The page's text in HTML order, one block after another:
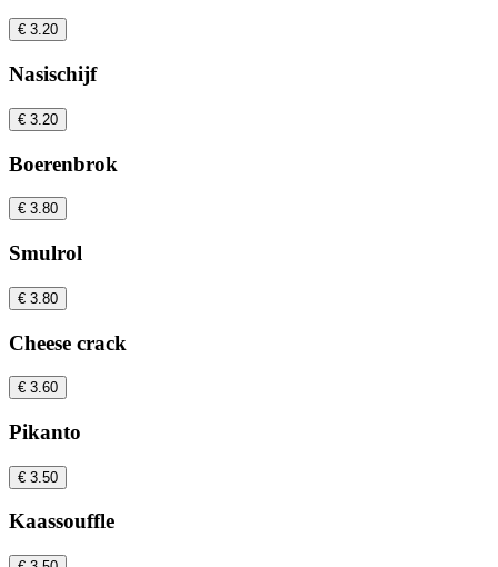
€ 3.20
Nasischijf
€ 3.20
Boerenbrok
€ 3.80
Smulrol
€ 3.80
Cheese crack
€ 3.60
Pikanto
€ 3.50
Kaassouffle